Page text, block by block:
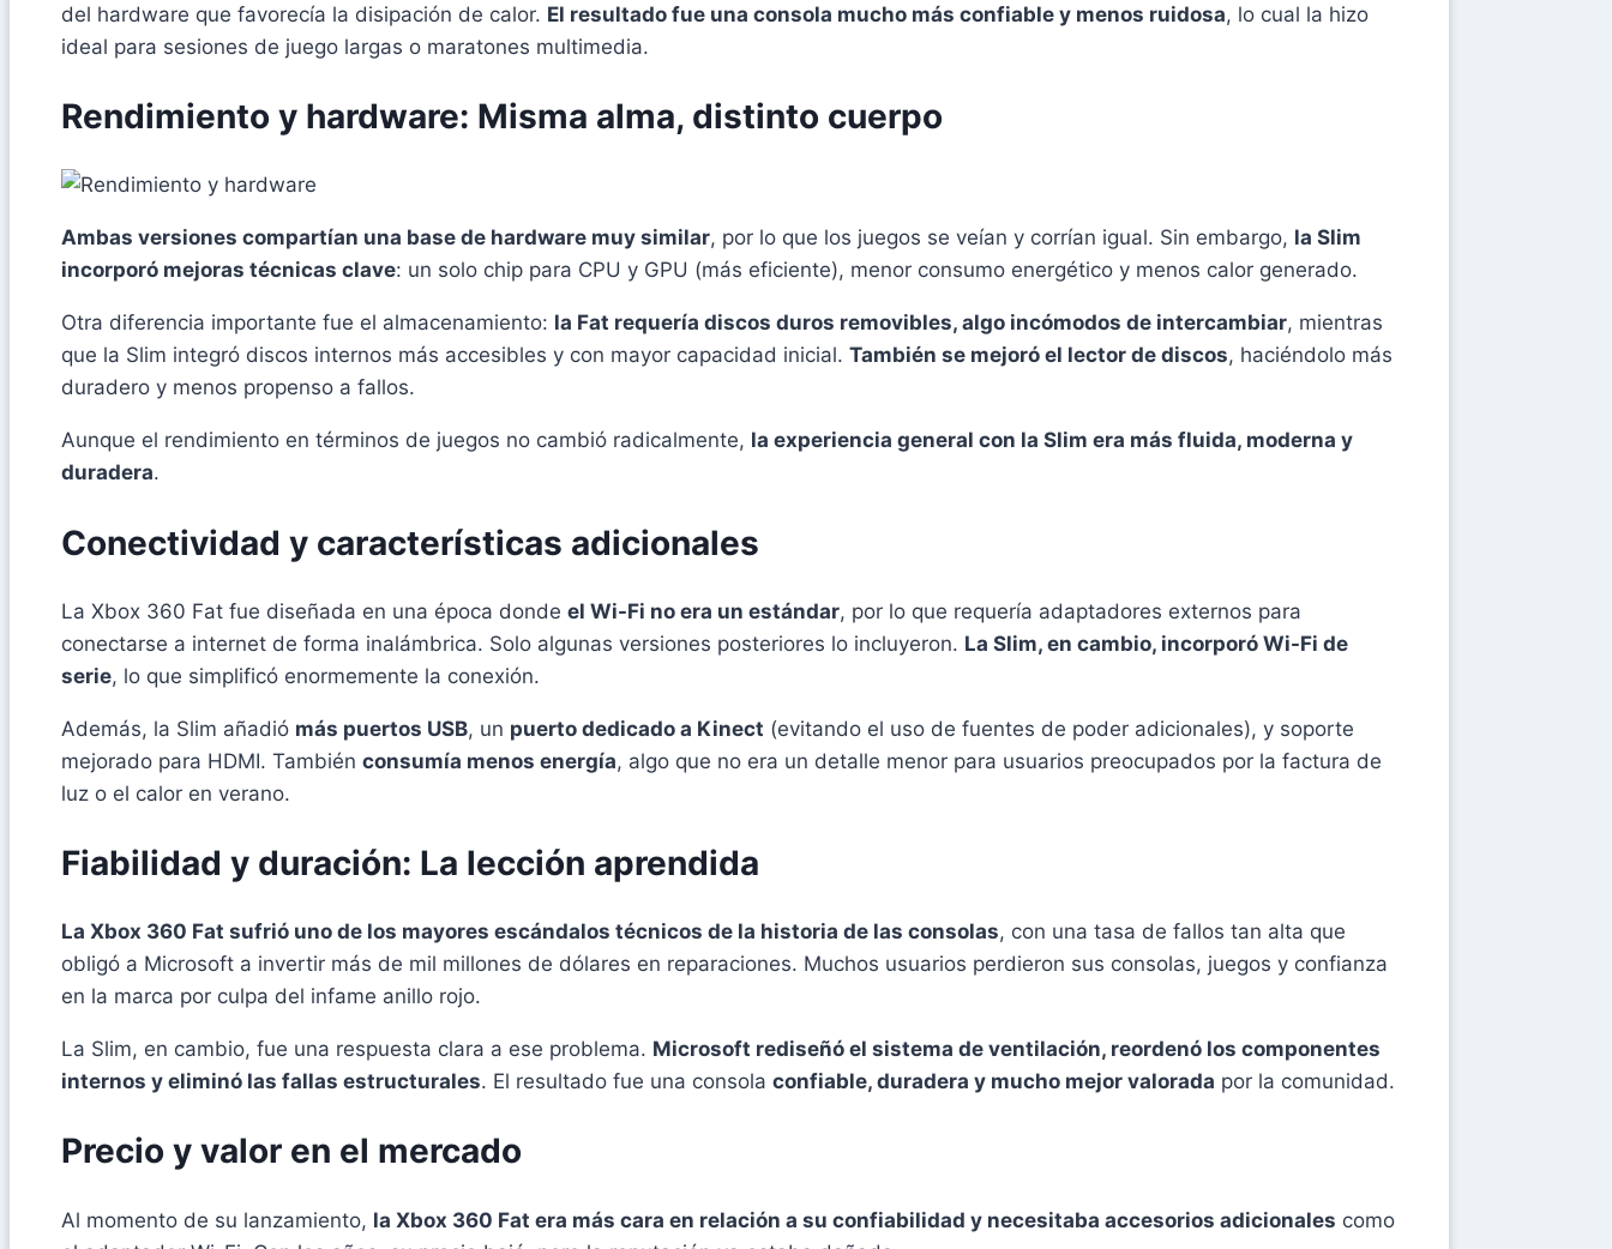
del hardware que favorecía la disipación de calor. El resultado fue una consola mucho más confiable y menos ruidosa, lo cual la hizo
ideal para sesiones de juego largas o maratones multimedia.
Rendimiento y hardware: Misma alma, distinto cuerpo
Ambas versiones compartían una base de hardware muy similar, por lo que los juegos se veían y corrían igual. Sin embargo, la Slim
incorporó mejoras técnicas clave: un solo chip para CPU y GPU (más eficiente), menor consumo energético y menos calor generado.
Otra diferencia importante fue el almacenamiento: la Fat requería discos duros removibles, algo incómodos de intercambiar, mientras
que la Slim integró discos internos más accesibles y con mayor capacidad inicial. También se mejoró el lector de discos, haciéndolo más
duradero y menos propenso a fallos.
Aunque el rendimiento en términos de juegos no cambió radicalmente, la experiencia general con la Slim era más fluida, moderna y
duradera.
Conectividad y características adicionales
La Xbox 360 Fat fue diseñada en una época donde el Wi-Fi no era un estándar, por lo que requería adaptadores externos para
conectarse a internet de forma inalámbrica. Solo algunas versiones posteriores lo incluyeron. La Slim, en cambio, incorporó Wi-Fi de
serie, lo que simplificó enormemente la conexión.
Además, la Slim añadió más puertos USB, un puerto dedicado a Kinect (evitando el uso de fuentes de poder adicionales), y soporte
mejorado para HDMI. También consumía menos energía, algo que no era un detalle menor para usuarios preocupados por la factura de
luz o el calor en verano.
Fiabilidad y duración: La lección aprendida
La Xbox 360 Fat sufrió uno de los mayores escándalos técnicos de la historia de las consolas, con una tasa de fallos tan alta que
obligó a Microsoft a invertir más de mil millones de dólares en reparaciones. Muchos usuarios perdieron sus consolas, juegos y confianza
en la marca por culpa del infame anillo rojo.
La Slim, en cambio, fue una respuesta clara a ese problema. Microsoft rediseñó el sistema de ventilación, reordenó los componentes
internos y eliminó las fallas estructurales. El resultado fue una consola confiable, duradera y mucho mejor valorada por la comunidad.
Precio y valor en el mercado
Al momento de su lanzamiento, la Xbox 360 Fat era más cara en relación a su confiabilidad y necesitaba accesorios adicionales como